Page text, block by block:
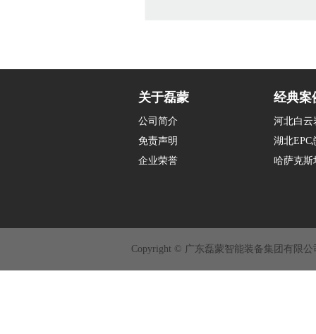
关于磊蒙
公司简介
免责声明
企业荣誉
经典案
河北白云
湖北EPC
哈萨克斯
Copyright © 广东磊蒙智能装备集团有限